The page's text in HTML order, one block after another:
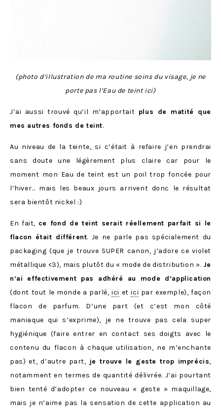
(photo d’illustration de ma routine soins du visage, je ne
porte pas l’Eau de teint ici)
J’ai aussi trouvé qu’il m’apportait plus de matité que
mes autres fonds de teint.
Au niveau de la teinte, si c’était à refaire j’en prendrai
sans doute une légèrement plus claire car pour le
moment mon Eau de teint est un poil trop foncée pour
l’hiver… mais les beaux jours arrivent donc le résultat
sera bientôt nickel :)
En fait, ce fond de teint serait réellement parfait si le
flacon était différent. Je ne parle pas spécialement du
packaging (que je trouve SUPER canon, j’adore ce violet
métallique <3), mais plutôt du « mode de distribution ». Je
n’ai effectivement pas adhéré au mode d’application
(dont tout le monde a parlé,ici etici par exemple), façon
flacon de parfum. D’une part (et c’est mon côté
maniaque qui s’exprime), je ne trouve pas cela super
hygiénique (faire entrer en contact ses doigts avec le
contenu du flacon à chaque utilisation, ne m’enchante
pas) et, d’autre part, je trouve le geste trop imprécis,
notamment en termes de quantité délivrée. J’ai pourtant
bien tenté d’adopter ce nouveau « geste » maquillage,
mais je n’aime pas la sensation de cette application au